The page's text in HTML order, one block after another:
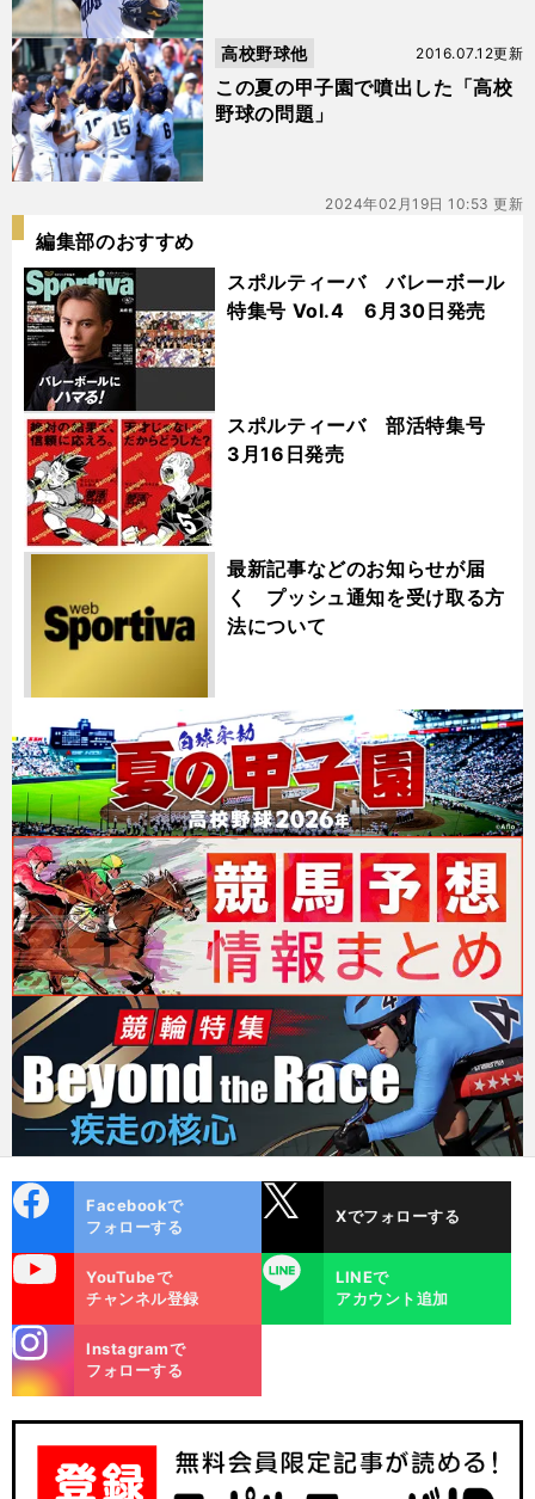
この夏の甲子園で噴出した「高校
野球の問題」
2016.07.12更新
高校野球他
2024年02月19日 10:53 更新
編集部のおすすめ
スポルティーバ バレーボール
特集号 Vol.4 6月30日発売
スポルティーバ 部活特集号
3月16日発売
最新記事などのお知らせが届
く プッシュ通知を受け取る方
法について
ok
Facebookで
フォローする
Xでフォローする
YouTubeで
チャンネル登録
LINE
LINEで
アカウント追加
m
Instagramで
フォローする